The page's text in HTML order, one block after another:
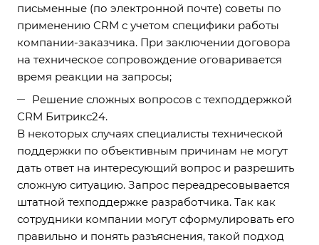
письменные (по электронной почте) советы по
применению CRM с учетом специфики работы
компании-заказчика. При заключении договора
на техническое сопровождение оговаривается
время реакции на запросы;
Решение сложных вопросов с техподдержкой
CRM Битрикс24.
В некоторых случаях специалисты технической
поддержки по объективным причинам не могут
дать ответ на интересующий вопрос и разрешить
сложную ситуацию. Запрос переадресовывается
штатной техподдержке разработчика. Так как
сотрудники компании могут сформулировать его
правильно и понять разъяснения, такой подход